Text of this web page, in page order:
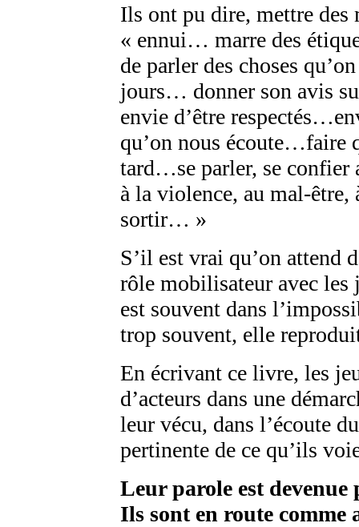
Ils ont pu dire, mettre des
« ennui… marre des
de parler des choses
jours… donner son avis
envie d’être
qu’on nous écoute…faire
tard…se parler, se confier
à la violence, au mal-
sortir… »
S’il est vrai qu’on attend
rôle mobilisateur avec les
est souvent dans
trop souvent, elle
En écrivant ce livre, les
d’acteurs dans une
leur vécu, dans l’écoute
pertinente de ce qu’ils
Leur parole est devenue
Ils sont en route